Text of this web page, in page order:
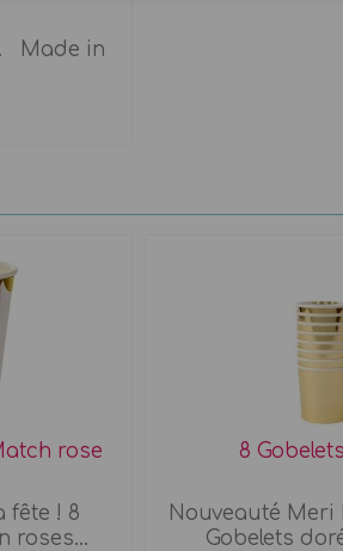
Made in
rose
fête ! 8
roses...
8
Nouveauté Meri
Gobelets